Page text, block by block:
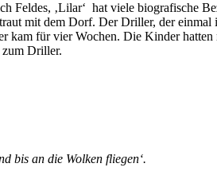
Feldes, ‚Lilar‘ hat viele biografische
mit dem Dorf. Der Driller, der
kam für vier Wochen. Die Kinder
Driller.
bis an die Wolken fliegen‘.